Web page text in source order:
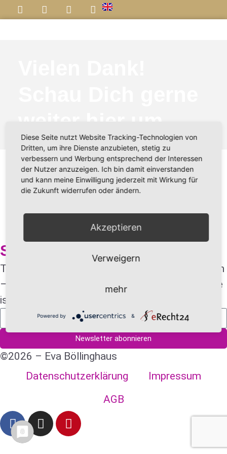
weiter hier um
Bitte bestätige noch kurz
den Link in Deinem
Postfach…
Style Confidence Newsletter
This newsletter comes in both English & German
– because my clients are international, and style
is universal.
Newsletter abonnieren
©2026 – Eva Böllinghaus
Datenschutzerklärung
Impressum
AGB
Diese Seite nutzt Website Tracking-Technologien von
Dritten, um ihre Dienste anzubieten, stetig zu
verbessern und Werbung entsprechend der Interessen
der Nutzer anzuzeigen. Ich bin damit einverstanden
und kann meine Einwilligung jederzeit mit Wirkung für
die Zukunft widerrufen oder ändern.
Akzeptieren
Verweigern
mehr
Powered by &